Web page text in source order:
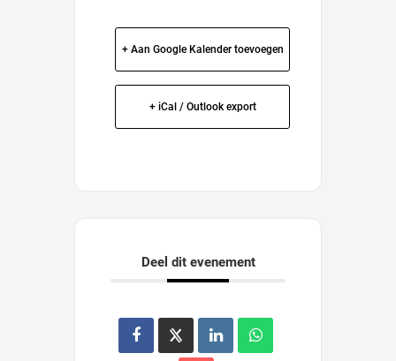
+ Aan Google Kalender toevoegen
+ iCal / Outlook export
Deel dit evenement